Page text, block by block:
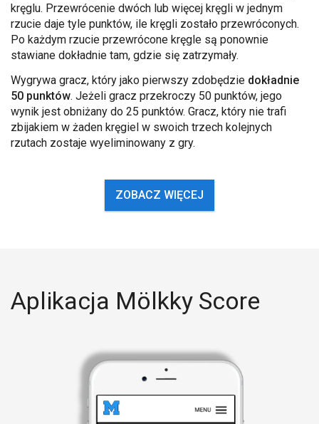
kręglu. Przewrócenie dwóch lub więcej kręgli w jednym
rzucie daje tyle punktów, ile kręgli zostało przewróconych.
Po każdym rzucie przewrócone kręgle są ponownie
stawiane dokładnie tam, gdzie się zatrzymały.
Wygrywa gracz, który jako pierwszy zdobędzie dokładnie
50 punktów. Jeżeli gracz przekroczy 50 punktów, jego
wynik jest obniżany do 25 punktów. Gracz, który nie trafi
zbijakiem w żaden kręgiel w swoich trzech kolejnych
rzutach zostaje wyeliminowany z gry.
ZOBACZ WIĘCEJ
Aplikacja Mölkky Score